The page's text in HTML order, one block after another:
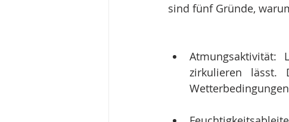
sind fünf Gründe,
zirkulieren